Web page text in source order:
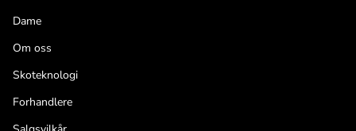
Dame
Om oss
Skoteknologi
Forhandlere